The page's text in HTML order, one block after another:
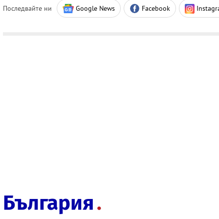
Последвайте ни Google News Facebook
България